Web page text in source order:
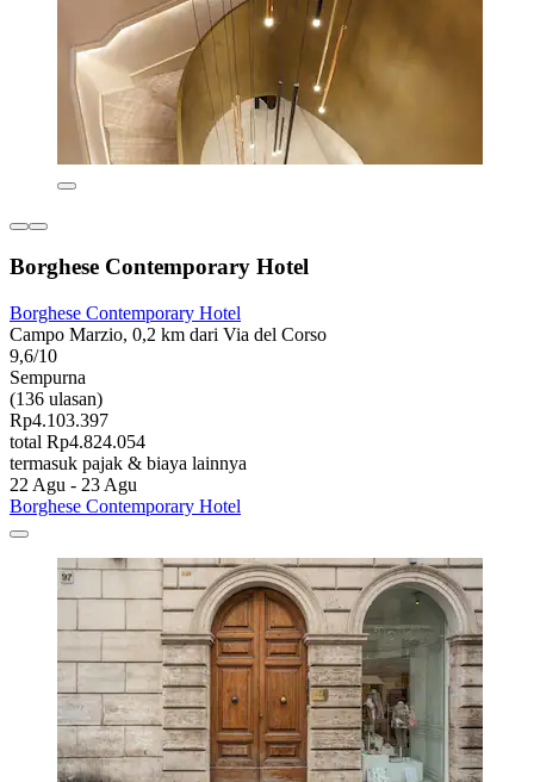
Borghese Contemporary Hotel
Borghese Contemporary Hotel
Campo Marzio, 0,2 km dari Via del Corso
9,6/10
Sempurna
(136 ulasan)
Rp4.103.397
total Rp4.824.054
termasuk pajak & biaya lainnya
22 Agu - 23 Agu
Borghese Contemporary Hotel